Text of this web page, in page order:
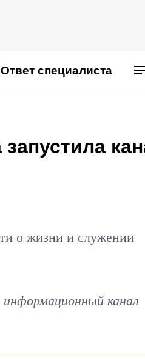
Ответ специалиста
о жизни и служении
канал